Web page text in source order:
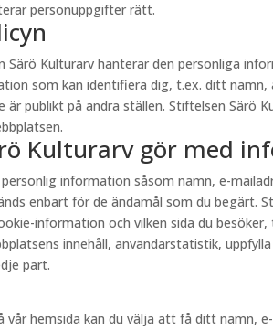
personuppgifter rätt.
Särö Kulturarv hanterar den personliga
som kan identifiera dig, t.ex. ditt
publikt på andra ställen. Stiftelsen Särö
Kulturarv gör med
information såsom namn, e-
enbart för de ändamål som du
information och vilken sida du
innehåll, användarstatistik,
part.
vår hemsida kan du välja att få ditt